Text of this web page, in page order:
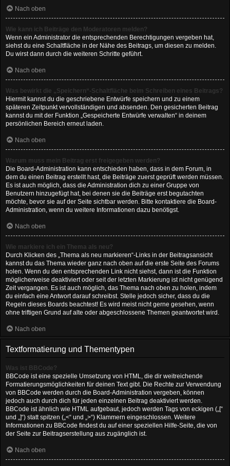
Nach oben
Wie kann ich Beiträge den Moderatoren melden?
Wenn ein Administrator die entsprechenden Berechtigungen vergeben hat,
siehst du eine Schaltfläche in der Nähe des Beitrags, um diesen zu melden.
Du wirst dann durch die weiteren Schritte geführt.
Nach oben
Was bewirkt die „Speichern“-Schaltfläche beim Schreiben eines Beitrags?
Hiermit kannst du die geschriebene Entwürfe speichern und zu einem
späteren Zeitpunkt vervollständigen und absenden. Den gesicherten Beitrag
kannst du mit der Funktion „Gespeicherte Entwürfe verwalten“ in deinem
persönlichen Bereich erneut laden.
Nach oben
Warum muss mein Beitrag erst freigegeben werden?
Die Board-Administration kann entschieden haben, dass in dem Forum, in
dem du einen Beitrag erstellt hast, die Beiträge zuerst geprüft werden müssen.
Es ist auch möglich, dass die Administration dich zu einer Gruppe von
Benutzern hinzugefügt hat, bei denen sie die Beiträge erst begutachten
möchte, bevor sie auf der Seite sichtbar werden. Bitte kontaktiere die Board-
Administration, wenn du weitere Informationen dazu benötigst.
Nach oben
Wie markiere ich ein Thema als neu?
Durch Klicken des „Thema als neu markieren“-Links in der Beitragsansicht
kannst du das Thema wieder ganz nach oben auf die erste Seite des Forums
holen. Wenn du den entsprechenden Link nicht siehst, dann ist die Funktion
möglicherweise deaktiviert oder seit der letzten Markierung ist nicht genügend
Zeit vergangen. Es ist auch möglich, das Thema nach oben zu holen, indem
du einfach eine Antwort darauf schreibst. Stelle jedoch sicher, dass du die
Regeln dieses Boards beachtest! Es wird meist nicht gerne gesehen, wenn
ohne triftigen Grund auf alte oder abgeschlossene Themen geantwortet wird.
Nach oben
Textformatierung und Thementypen
Was ist BBCode?
BBCode ist eine spezielle Umsetzung von HTML, die dir weitreichende
Formatierungsmöglichkeiten für deinen Text gibt. Die Rechte zur Verwendung
von BBCode werden durch die Board-Administration vergeben, können
jedoch auch durch dich für jeden einzelnen Beitrag deaktiviert werden.
BBCode ist ähnlich wie HTML aufgebaut, jedoch werden Tags von eckigen („[“
und „]“) statt spitzen („<“ und „>“) Klammern eingeschlossen. Weitere
Informationen zu BBCode findest du auf einer speziellen Hilfe-Seite, die von
der Seite zur Beitragserstellung aus zugänglich ist.
Nach oben